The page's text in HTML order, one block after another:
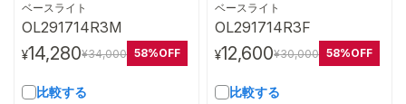
ベースライト
OL291714R3M
¥14,280¥34,000 58%OFF
比較する
ベースライト
OL291714R3F
¥12,600¥30,000 58%OFF
比較する